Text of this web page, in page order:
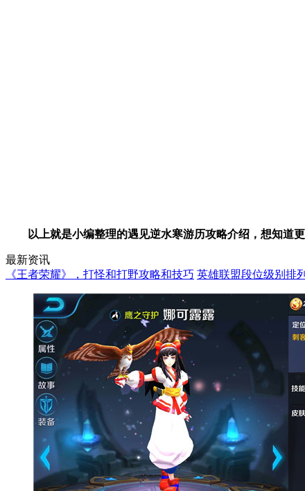
以上就是小编整理的遇见逆水寒游历攻略介绍，想知道
最新资讯
《王者荣耀》，打怪和打野攻略和技巧 英雄联盟段位级别排